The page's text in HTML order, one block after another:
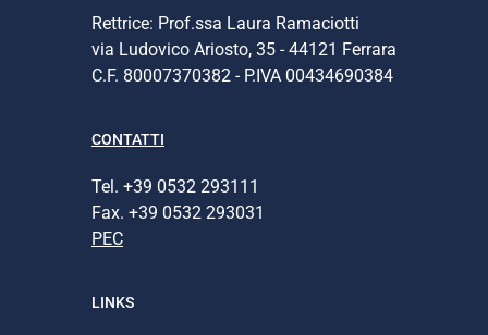
Rettrice: Prof.ssa Laura Ramaciotti
via Ludovico Ariosto, 35 - 44121 Ferrara
C.F. 80007370382 - P.IVA 00434690384
CONTATTI
Tel. +39 0532 293111
Fax. +39 0532 293031
PEC
LINKS